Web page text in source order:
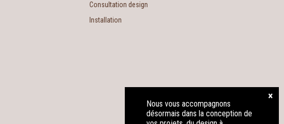
Consultation design
Installation
Nous vous accompagnons
désormais dans la conception de